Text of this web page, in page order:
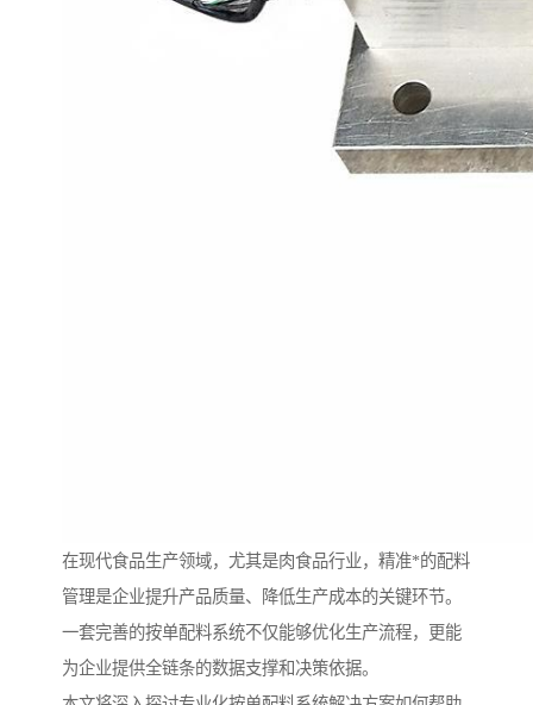
在现代食品生产领域，尤其是肉食品行业，精准*的配料
管理是企业提升产品质量、降低生产成本的关键环节。
一套完善的按单配料系统不仅能够优化生产流程，更能
为企业提供全链条的数据支撑和决策依据。